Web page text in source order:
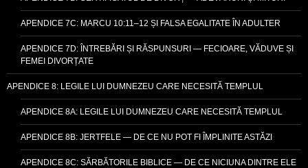
APENDICE 7C: MARCU 10:11–12 ȘI FALSA EGALITATE ÎN ADULTER
APENDICE 7D: ÎNTREBĂRI ȘI RĂSPUNSURI — FECIOARE, VĂDUVE ȘI
FEMEI DIVORȚATE
APENDICE 8: LEGILE LUI DUMNEZEU CARE NECESITĂ TEMPLUL
APENDICE 8A: LEGILE LUI DUMNEZEU CARE NECESITĂ TEMPLUL
APENDICE 8B: JERTFELE — DE CE NU POT FI ÎMPLINITE ASTĂZI
APENDICE 8C: SĂRBĂTORILE BIBLICE — DE CE NICIUNA DINTRE ELE